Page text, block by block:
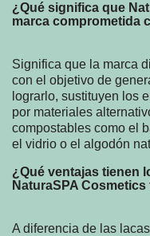
¿Qué significa que
marca comprometida
Significa que la marca
con el objetivo de
lograrlo, sustituyen los
por materiales
compostables como el
el vidrio o el algodón
¿Qué ventajas tienen
NaturaSPA
A diferencia de las